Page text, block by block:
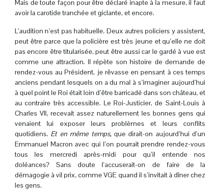
Mais de toute façon pour être déclaré inapte à la mesure, il faut
avoir la carotide tranchée et giclante, et encore.
L’audition n’est pas habituelle. Deux autres policiers y assistent,
peut être parce que la policière est très jeune et qu’elle ne doit
pas encore être titularisée, peut être aussi car le gardé à vue est
comme une attraction. Il répète son histoire de demande de
rendez-vous au Président, je rêvasse en pensant à ces temps
anciens pendant lesquels on a du mal à s’imaginer aujourd’hui
à quel point le Roi était loin d’être barricadé dans son château, et
au contraire très accessible. Le Roi-Justicier, de Saint-Louis à
Charles VII, recevait assez naturellement les bonnes gens qui
venaient lui exposer leurs problèmes et leurs conflits
quotidiens. Et en même temps,que dirait-on aujourd’hui d’un
Emmanuel Macron avec qui l’on pourrait prendre rendez-vous
tous les mercredi après-midi pour qu’il entende nos
doléances? Sans doute l’accuserait-on de faire de la
démagogie à vil prix, comme VGE quand il s’invitait à dîner chez
les gens.